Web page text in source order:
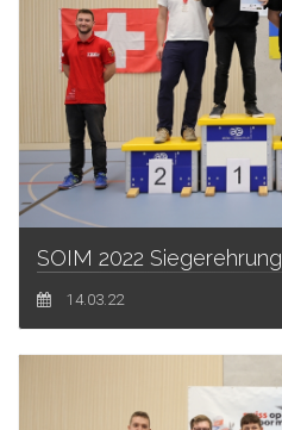
SOIM 2022 Siegerehrung
14.03.22